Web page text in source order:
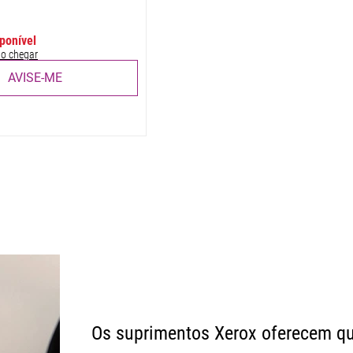
chegar
Os suprimentos Xerox oferecem